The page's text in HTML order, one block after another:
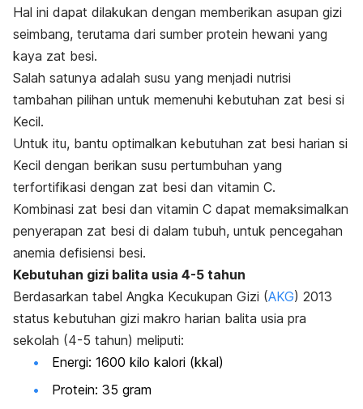
Hal ini dapat dilakukan dengan memberikan asupan gizi
seimbang, terutama dari sumber protein hewani yang
kaya zat besi.
Salah satunya adalah susu yang menjadi nutrisi
tambahan pilihan untuk memenuhi kebutuhan zat besi si
Kecil.
Untuk itu, bantu optimalkan kebutuhan zat besi harian si
Kecil dengan berikan susu pertumbuhan yang
terfortifikasi dengan zat besi dan vitamin C.
Kombinasi zat besi dan vitamin C dapat memaksimalkan
penyerapan zat besi di dalam tubuh, untuk pencegahan
anemia defisiensi besi.
Kebutuhan gizi balita usia 4-5 tahun
Berdasarkan tabel Angka Kecukupan Gizi (AKG) 2013
status kebutuhan gizi makro harian balita usia pra
sekolah (4-5 tahun) meliputi:
Energi: 1600 kilo kalori (kkal)
Protein: 35 gram